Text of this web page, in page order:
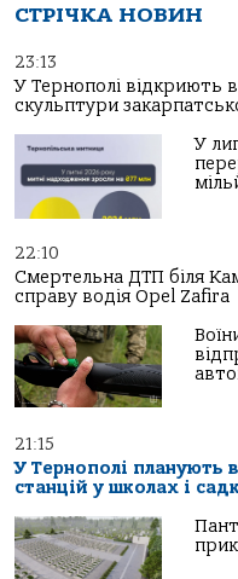
СТРІЧКА НОВИН
23:13
У Тернополі відкриють
скульптури
У
22:10
Смертельна ДТП біля
справу водія Opel Zafira
21:15
У Тернополі планують
станцій у школах і